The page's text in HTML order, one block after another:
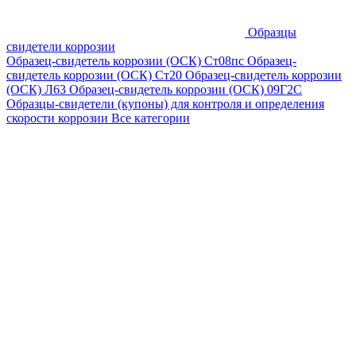
Образцы
свидетели коррозии
Образец-свидетель коррозии (ОСК) Ст08пс Образец-
свидетель коррозии (ОСК) Ст20 Образец-свидетель коррозии
(ОСК) Л63 Образец-свидетель коррозии (ОСК) 09Г2С
Образцы-свидетели (купоны) для контроля и определения
скорости коррозии Все категории